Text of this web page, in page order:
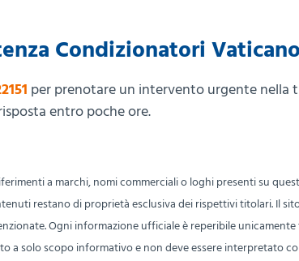
Condizionatori Vaticano
per prenotare un intervento urgente nella
entro poche ore.
a marchi, nomi commerciali o loghi presenti su
restano di proprietà esclusiva dei rispettivi titolari. Il
Ogni informazione ufficiale è reperibile
a solo scopo informativo e non deve essere interpretato